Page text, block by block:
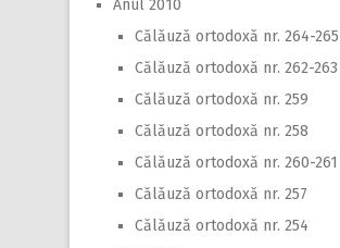
Anul 2010
Călăuză ortodoxă nr. 264-265
Călăuză ortodoxă nr. 262-263
Călăuză ortodoxă nr. 259
Călăuză ortodoxă nr. 258
Călăuză ortodoxă nr. 260-261
Călăuză ortodoxă nr. 257
Călăuză ortodoxă nr. 254